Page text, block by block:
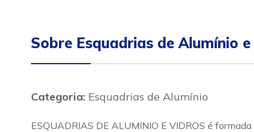
Sobre Esquadrias de Alumínio
Categoria: Esquadrias de Alumínio
ESQUADRIAS DE ALUMINIO E VIDROS é